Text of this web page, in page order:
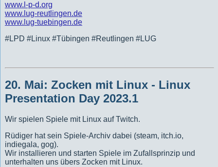
www.l-p-d.org
www.lug-reutlingen.de
www.lug-tuebingen.de
#LPD #Linux #Tübingen #Reutlingen #LUG
20. Mai: Zocken mit Linux- Linux
Presentation Day 2023.1
Wir spielen Spiele mit Linux auf Twitch.
Rüdiger hat sein Spiele-Archiv dabei (steam, itch.io,
indiegala, gog).
Wir installieren und starten Spiele im Zufallsprinzip und
unterhalten uns übers Zocken mit Linux.